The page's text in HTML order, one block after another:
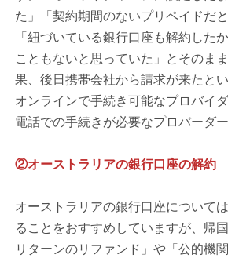
た」「契約期間のないプリペイドだ
「紐づいている銀行口座も解約した
こともないと思っていた」とそのま
果、後日携帯会社から請求が来たと
オンラインで手続き可能なプロバイ
電話での手続きが必要なプロバーダー
②オーストラリアの銀行口座の解約
オーストラリアの銀行口座について
ることをおすすめしていますが、帰
リターンのリファンド」や「公的機